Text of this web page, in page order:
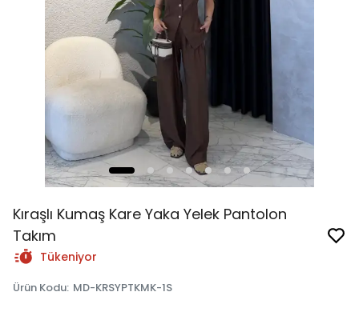
Kıraşlı Kumaş Kare Yaka Yelek Pantolon
Takım
Tükeniyor
Ürün Kodu: MD-KRSYPTKMK-1S